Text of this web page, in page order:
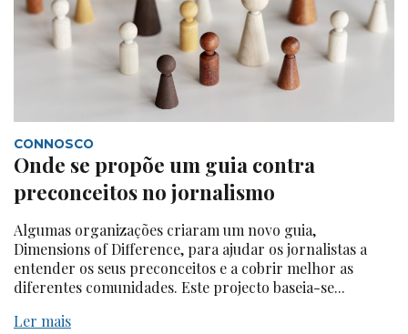
CONNOSCO
Onde se propõe um guia contra
preconceitos no jornalismo
Algumas organizações criaram um novo guia,
Dimensions of Difference, para ajudar os jornalistas a
entender os seus preconceitos e a cobrir melhor as
diferentes comunidades. Este projecto baseia-se...
Ler mais